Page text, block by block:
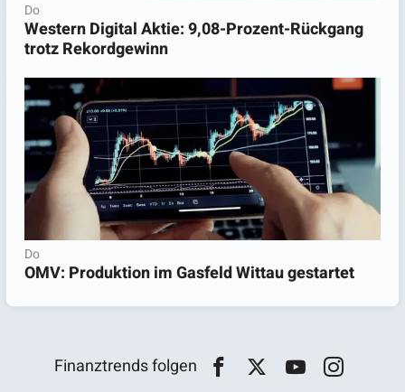
Do
Western Digital Aktie: 9,08-Prozent-Rückgang
trotz Rekordgewinn
Do
OMV: Produktion im Gasfeld Wittau gestartet
Finanztrends folgen